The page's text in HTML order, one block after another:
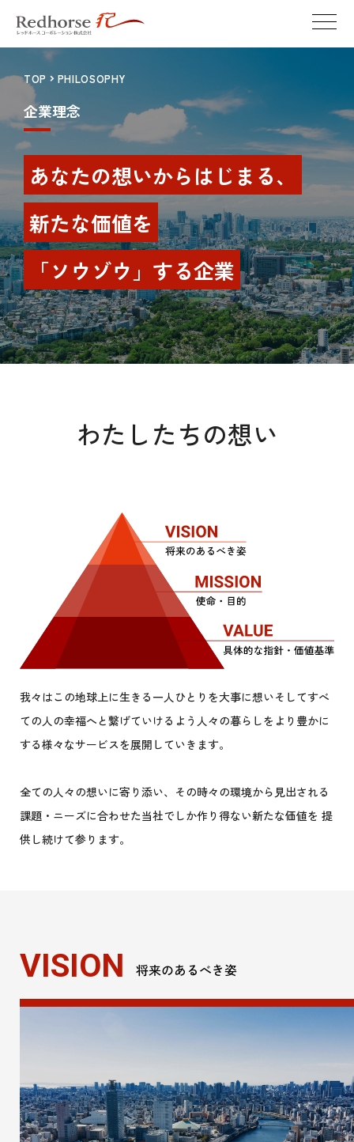
TOP PHILOSOPHY
企業理念
あなたの想いからは じ ま る、
新たな価値を
「ソ ウゾウ 」 する企業
わたしたちの想い
我々はこの地球上に生きる一人ひとりを大事に想いそしてすべ
ての人の幸福へと繋げていけるよう人々の暮らしをより豊かに
する様々なサービスを展開していきます。
全ての人々の想いに寄り添い、その時々の環境から見出される
課題・ニーズに合わせた当社でしか作り得ない新たな価値を 提
供し続けて参ります。
VISION 将来のあるべき姿